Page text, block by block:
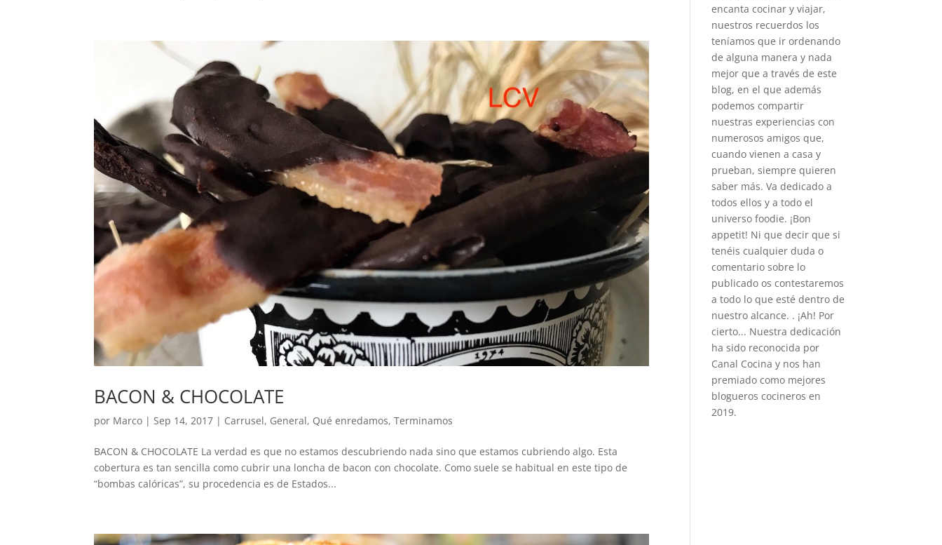
BACON & CHOCOLATE
por Marco | Sep 14, 2017 | Carrusel, General, Qué enredamos,Terminamos
BACON & CHOCOLATE La verdad es que no estamos descubriendo nada sino que estamos cubriendo algo. Esta
cobertura es tan sencilla como cubrir una loncha de bacon con chocolate. Como suele se habitual en este tipo de
“bombas calóricas”, su procedencia es de Estados...
encanta cocinar y viajar,
nuestros recuerdos los
teníamos que ir ordenando
de alguna manera y nada
mejor que a través de este
blog, en el que además
podemos compartir
nuestras experiencias con
numerosos amigos que,
cuando vienen a casa y
prueban, siempre quieren
saber más. Va dedicado a
todos ellos y a todo el
universo foodie. ¡Bon
appetit! Ni que decir que si
tenéis cualquier duda o
comentario sobre lo
publicado os contestaremos
a todo lo que esté dentro de
nuestro alcance. . ¡Ah! Por
cierto... Nuestra dedicación
ha sido reconocida por
Canal Cocina y nos han
premiado como mejores
blogueros cocineros en
2019.